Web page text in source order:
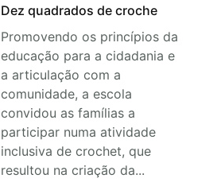
Dez quadrados de croche
Promovendo os princípios da
educação para a cidadania e
a articulação com a
comunidade, a escola
convidou as famílias a
participar numa atividade
inclusiva de crochet, que
resultou na criação da...